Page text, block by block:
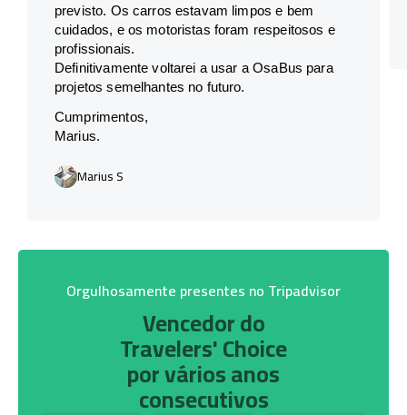
previsto. Os carros estavam limpos e bem
cuidados, e os motoristas foram respeitosos e
profissionais.
Definitivamente voltarei a usar a OsaBus para
projetos semelhantes no futuro.
Cumprimentos,
Marius.
Marius S
Orgulhosamente presentes no Tripadvisor
Vencedor do
Travelers' Choice
por vários anos
consecutivos